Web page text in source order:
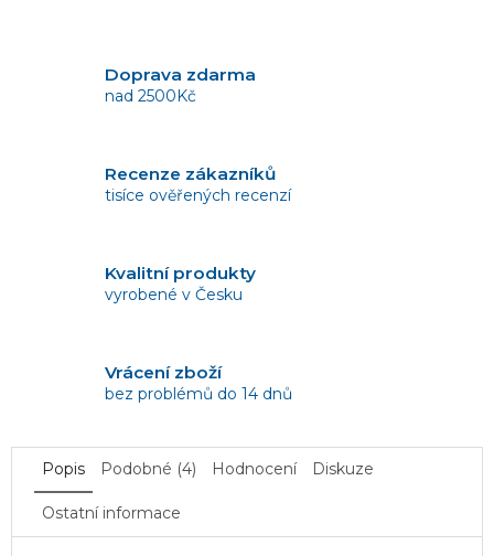
Doprava zdarma
nad 2500Kč
Recenze zákazníků
tisíce ověřených recenzí
Kvalitní produkty
vyrobené v Česku
Vrácení zboží
bez problémů do 14 dnů
Popis Podobné (4) Hodnocení Diskuze
Ostatní informace